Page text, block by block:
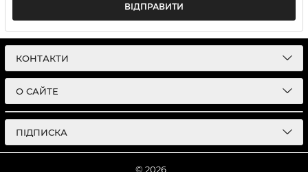
ВІДПРАВИТИ
КОНТАКТИ
О САЙТЕ
ПІДПИСКА
© 2026